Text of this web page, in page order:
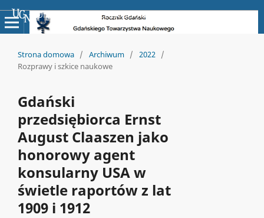
Uniwersyteckie Czasopisma Naukowe
Strona domowa / Archiwum / 2022 /
Rozprawy i szkice naukowe
Gdański
przedsiębiorca Ernst
August Claaszen jako
honorowy agent
konsularny USA w
świetle raportów z lat
1909 i 1912